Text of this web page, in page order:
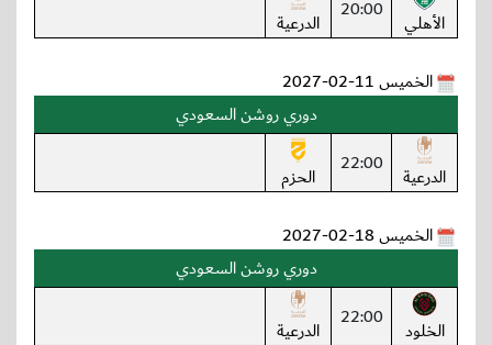
الأهلي 20:00 الدرعية
الخميس 11-02-2027
دوري روشن السعودي
الدرعية 22:00 الحزم
الخميس 18-02-2027
دوري روشن السعودي
الخلود 22:00 الدرعية